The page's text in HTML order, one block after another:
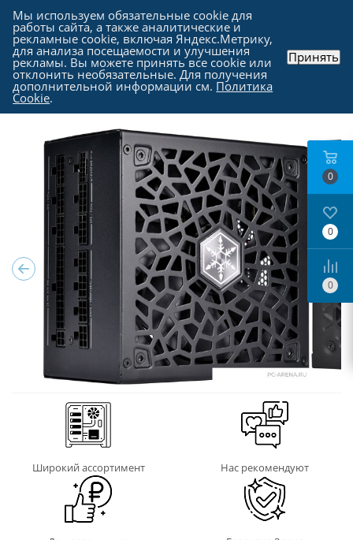
Каталог - Комплектующие для компьютера
Блоки питания для компьютеров
Широкий ассортимент Нас рекомендуют
0
0
0
Мы используем обязательные cookie для
работы сайта, а также аналитические и
рекламные cookie, включая Яндекс.Метрику,
для анализа посещаемости и улучшения
рекламы. Вы можете принять все cookie или
отклонить необязательные. Для получения
дополнительной информации см. Политика
Cookie.
Принять